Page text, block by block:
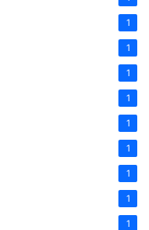
1
1
1
1
1
1
1
1
1